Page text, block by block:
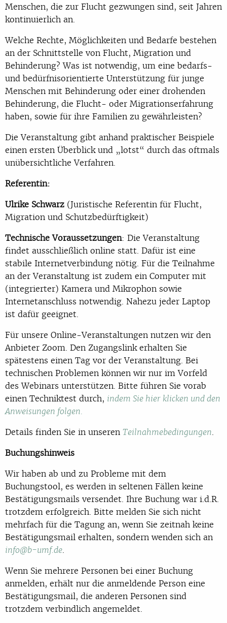
Menschen, die zur Flucht gezwungen sind, seit Jahren
kontinuierlich an.
Welche Rechte, Möglichkeiten und Bedarfe bestehen
an der Schnittstelle von Flucht, Migration und
Behinderung? Was ist notwendig, um eine bedarfs-
und bedürfnisorientierte Unterstützung für junge
Menschen mit Behinderung oder einer drohenden
Behinderung, die Flucht- oder Migrationserfahrung
haben, sowie für ihre Familien zu gewährleisten?
Die Veranstaltung gibt anhand praktischer Beispiele
einen ersten Überblick und „lotst“ durch das oftmals
unübersichtliche Verfahren.
Referentin:
Ulrike Schwarz (Juristische Referentin für Flucht,
Migration und Schutzbedürftigkeit)
Technische Voraussetzungen: Die Veranstaltung
findet ausschließlich online statt. Dafür ist eine
stabile Internetverbindung nötig. Für die Teilnahme
an der Veranstaltung ist zudem ein Computer mit
(integrierter) Kamera und Mikrophon sowie
Internetanschluss notwendig. Nahezu jeder Laptop
ist dafür geeignet.
Für unsere Online-Veranstaltungen nutzen wir den
Anbieter Zoom. Den Zugangslink erhalten Sie
spätestens einen Tag vor der Veranstaltung. Bei
technischen Problemen können wir nur im Vorfeld
des Webinars unterstützen. Bitte führen Sie vorab
einen Techniktest durch, indem Sie hier klicken und den
Anweisungen folgen.
Details finden Sie in unseren Teilnahmebedingungen.
Buchungshinweis
Wir haben ab und zu Probleme mit dem
Buchungstool, es werden in seltenen Fällen keine
Bestätigungsmails versendet. Ihre Buchung war i.d.R.
trotzdem erfolgreich. Bitte melden Sie sich nicht
mehrfach für die Tagung an, wenn Sie zeitnah keine
Bestätigungsmail erhalten, sondern wenden sich an
info@b-umf.de.
Wenn Sie mehrere Personen bei einer Buchung
anmelden, erhält nur die anmeldende Person eine
Bestätigungsmail, die anderen Personen sind
trotzdem verbindlich angemeldet.